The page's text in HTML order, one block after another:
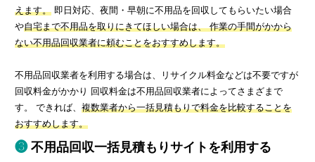
えます。即日対応、夜間・早朝に不用品を回収してもらいたい場合
や自宅まで不用品を取りにきてほしい場合は、 作業の手間がかから
ない不用品回収業者に頼むことをおすすめします。
不用品回収業者を利用する場合は、リサイクル料金などは不要ですが
回収料金がかかり 回収料金は不用品回収業者によってさまざまで
す。 できれば、 複数業者から一括見積もりで料金を比較することを
おすすめします。
不用品回収一括見積もりサイトを利用する